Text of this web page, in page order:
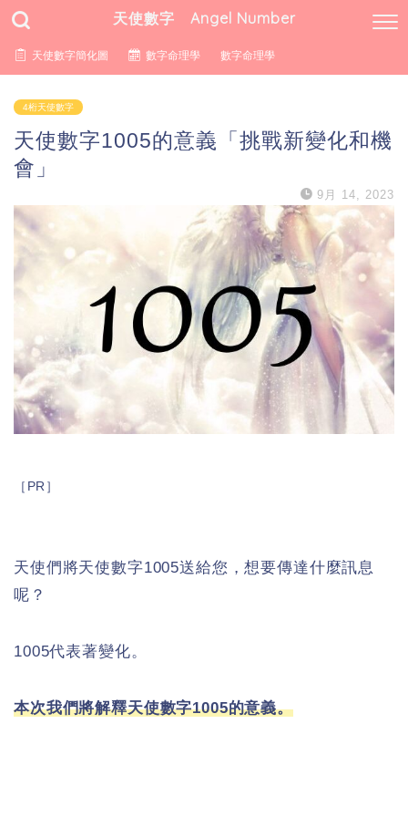
天使數字 Angel Number
天使數字簡化圖 數字命理學 數字命理學
4桁天使數字
天使數字1005的意義「挑戰新變化和機
會」
9月 14, 2023
［PR］
天使們將天使數字1005送給您，想要傳達什麼訊息
呢？
1005代表著變化。
本次我們將解釋天使數字1005的意義。